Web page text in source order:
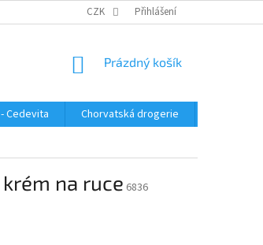
VELKOOBCHOD
CZK Přihlášení
NÁKUPNÍ
Prázdný košík
Cedevita Chorvatská drogerie
na ruce 6836